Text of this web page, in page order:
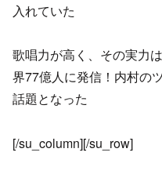
入れていた
歌唱力が高く、その実力
界77億人に発信！内村の
話題となった
[/su_column][/su_row]